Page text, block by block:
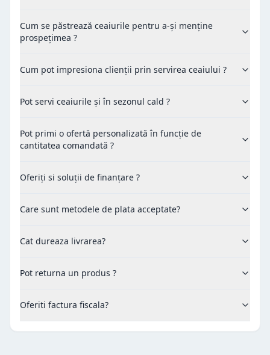
Cum se păstrează ceaiurile pentru a-și menține
prospețimea ?
Cum pot impresiona clienții prin servirea ceaiului ?
Pot servi ceaiurile și în sezonul cald ?
Pot primi o ofertă personalizată în funcție de
cantitatea comandată ?
Oferiți si soluții de finanțare ?
Care sunt metodele de plata acceptate?
Cat dureaza livrarea?
Pot returna un produs ?
Oferiti factura fiscala?